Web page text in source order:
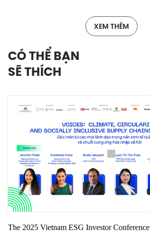
XEM THÊM
CÓ THỂ BẠN
SẼ THÍCH
The 2025 Vietnam ESG Investor Conference